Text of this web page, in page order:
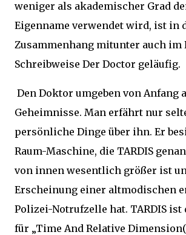
weniger als akademischer Grad
Eigenname verwendet wird, ist in
Zusammenhang mitunter auch im
Schreibweise Der Doctor geläufig.
Den Doktor umgeben von Anfang
Geheimnisse. Man erfährt nur
persönliche Dinge über ihn. Er
Raum-Maschine, die TARDIS
von innen wesentlich größer ist
Erscheinung einer altmodischen
Polizei-Notrufzelle hat. TARDIS ist
für „Time And Relative